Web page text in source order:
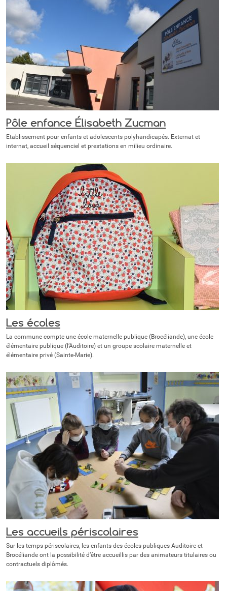
Pôle enfance Élisabeth Zucman
Etablissement pour enfants et adolescents polyhandicapés. Externat et
internat, accueil séquenciel et prestations en milieu ordinaire.
Les écoles
La commune compte une école maternelle publique (Brocéliande), une école
élémentaire publique (l’Auditoire) et un groupe scolaire maternelle et
élémentaire privé (Sainte-Marie).
Les accueils périscolaires
Sur les temps périscolaires, les enfants des écoles publiques Auditoire et
Brocéliande ont la possibilité d’être accueillis par des animateurs titulaires ou
contractuels diplômés.